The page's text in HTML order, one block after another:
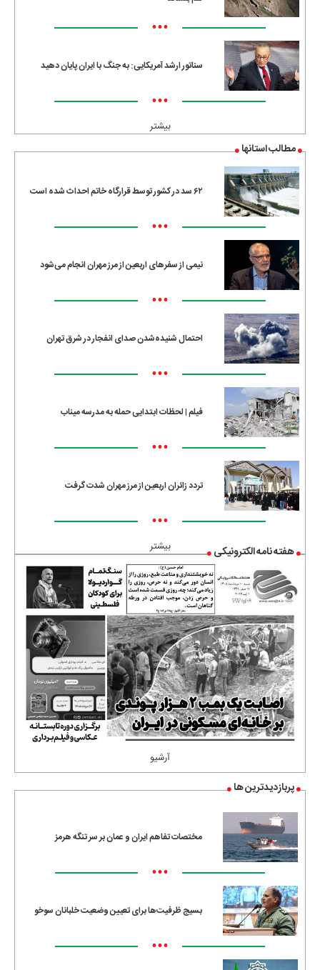
•••
سناتور ارشد آمریکایی: به جنگ با ایران پایان دهید
•••
بیشتر
مطالب استانها
۶۲ سد در کشور توسط قرارگاه خاتم احداث شده است
•••
نیمی از سفرهای اربعین از مرز مهران انجام می‌شود
•••
احتمال شنیده‌شدن صدای انفجار در شرق تهران
•••
فیلم | لحظات ابتدایی حمله به مدرسه میناب
•••
تردد زائران اربعین از مرز مهران شدت گرفت
•••
بیشتر هفته نامه الکترونیکی
آرشیو
پربازدیدترین ها
مختصات تفاهم ایران و عمان بر سر تنگه هرمز
•••
بسیج ظرفیت‌ها برای تعیین وضعیت خلبانان سوخو
•••